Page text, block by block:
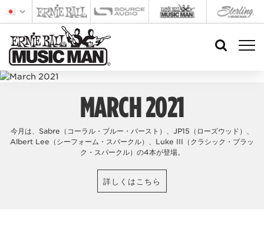
MARCH 2021
今月は、Sabre（コーラル・ブルー・バースト）、JP15（ローズウッド）、
Albert Lee（シーフォーム・スパークル）、Luke III（クラシック・ブラッ
ク・スパークル）の4本が登場。
詳しくはこちら